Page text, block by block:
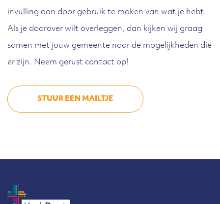
invulling aan door gebruik te maken van wat je hebt.
Als je daarover wilt overleggen, dan kijken wij graag
samen met jouw gemeente naar de mogelijkheden die
er zijn. Neem gerust contact op!
STUUR EEN MAILTJE